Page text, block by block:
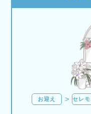
お迎え セレ